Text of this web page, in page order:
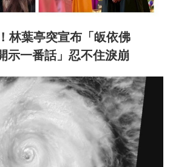
林葉亭突宣布「皈依佛
一番話」忍不住淚崩